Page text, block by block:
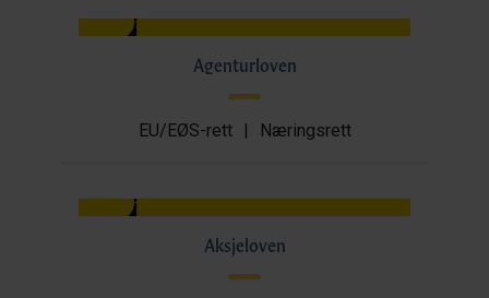
Agenturloven
EU/EØS-rett | Næringsrett
Aksjeloven